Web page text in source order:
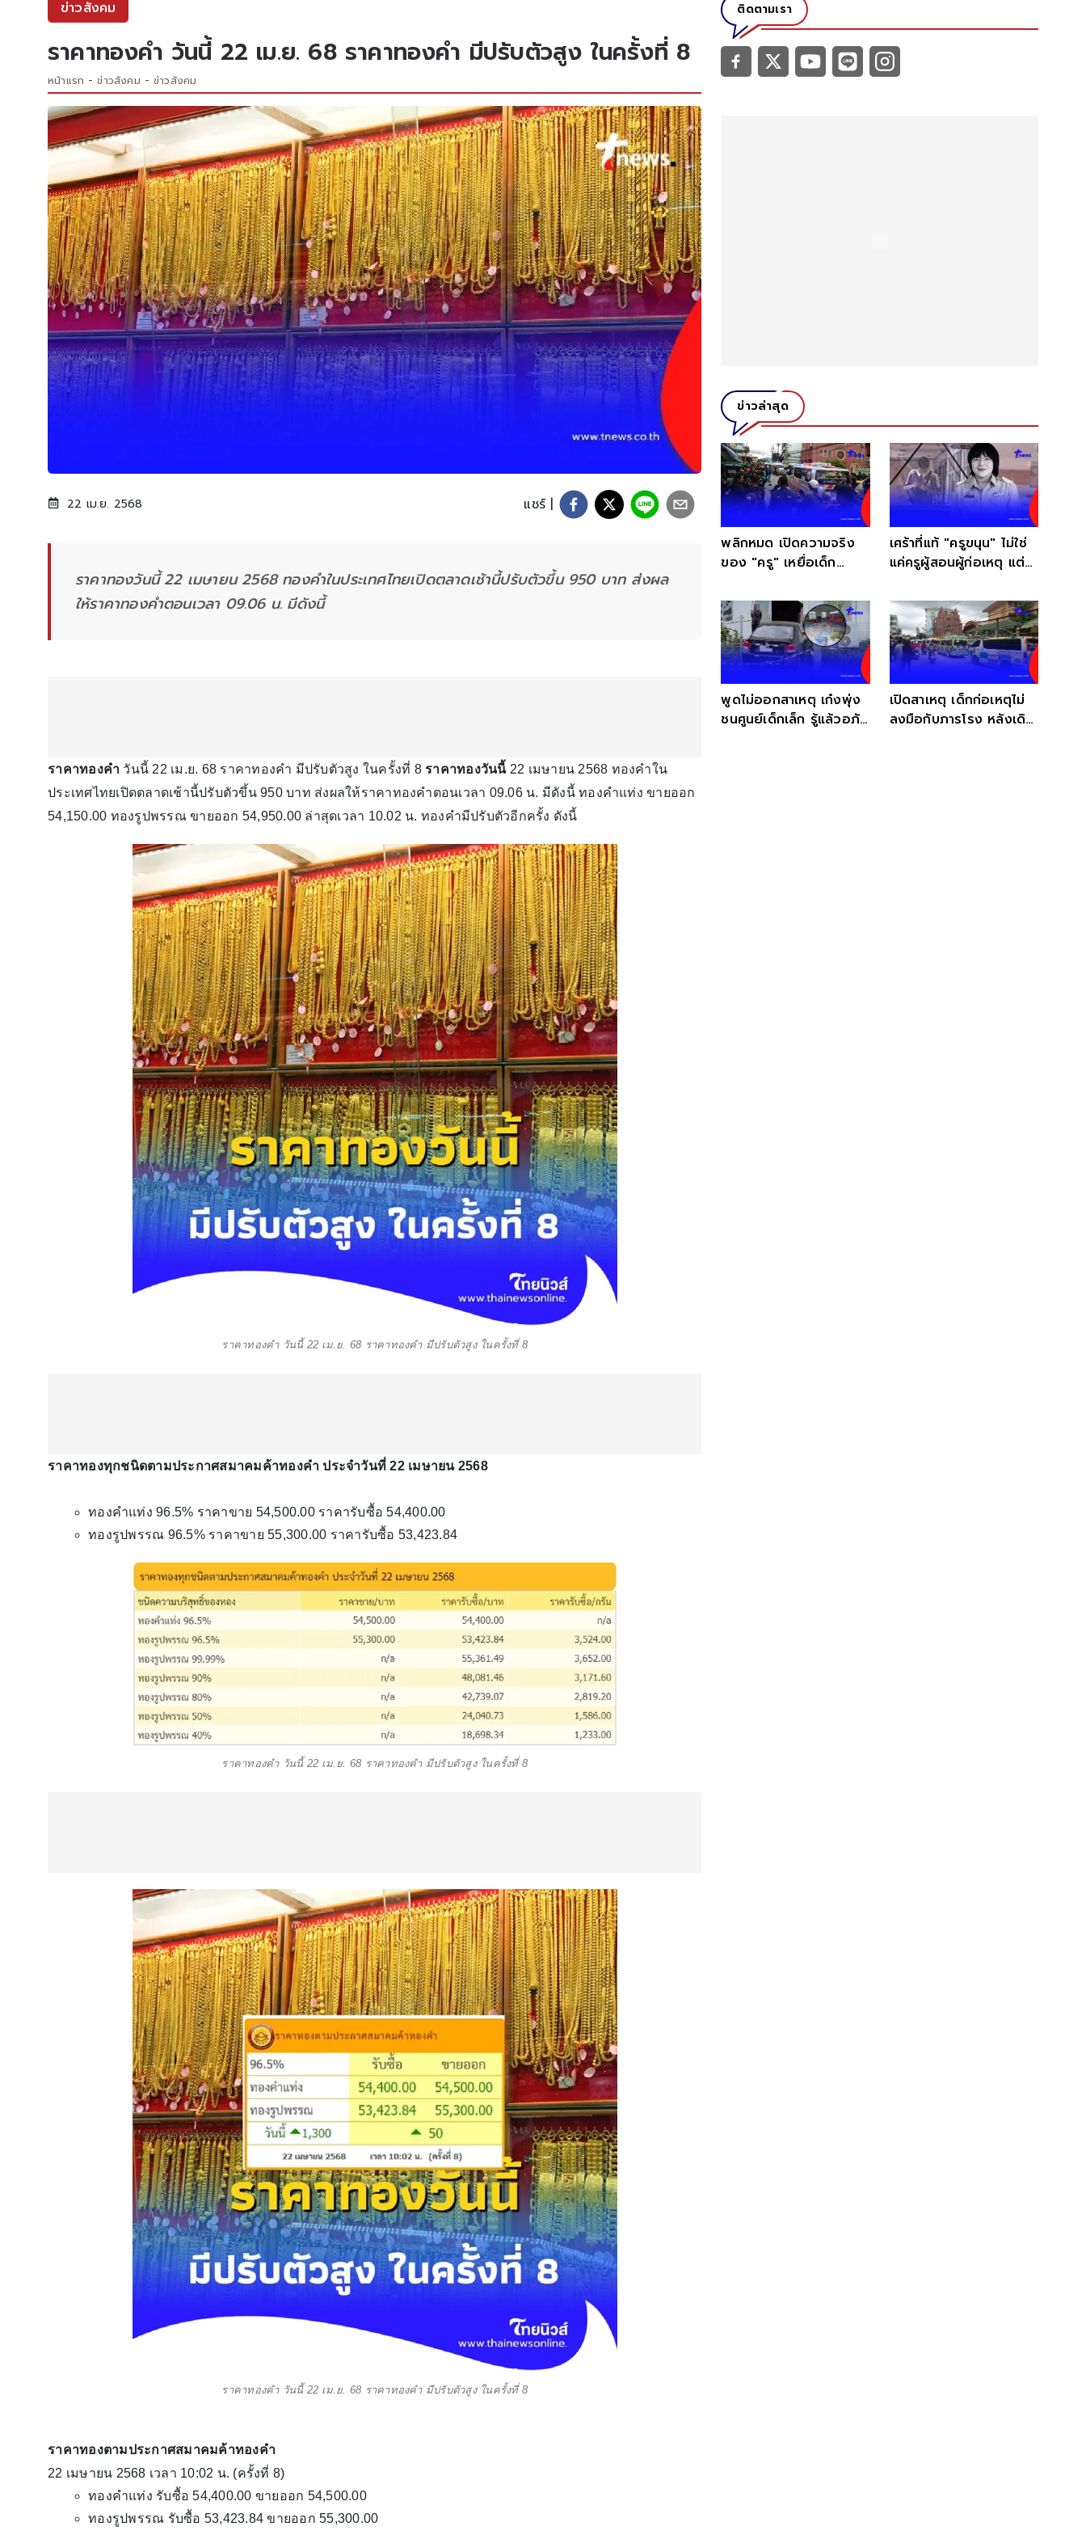
ข่าวสังคม
ราคาทองคำ วันนี้ 22 เม.ย. 68 ราคาทองคำ มีปรับตัวสูง ในครั้งที่ 8
หน้าแรก ข่าวสังคม ข่าวสังคม
22 เม.ย. 2568 แชร์ |
ราคาทองวันนี้ 22 เมษายน 2568 ทองคำในประเทศไทยเปิดตลาดเช้านี้ปรับตัวขึ้น 950 บาท ส่งผล
ให้ราคาทองคำตอนเวลา 09.06 น. มีดังนี้
ราคาทองคำ วันนี้ 22 เม.ย. 68 ราคาทองคำ มีปรับตัวสูง ในครั้งที่ 8 ราคาทองวันนี้ 22 เมษายน 2568 ทองคำใน
ประเทศไทยเปิดตลาดเช้านี้ปรับตัวขึ้น 950 บาท ส่งผลให้ราคาทองคำตอนเวลา 09.06 น. มีดังนี้ ทองคำแท่ง ขายออก
54,150.00 ทองรูปพรรณ ขายออก 54,950.00 ล่าสุดเวลา 10.02 น. ทองคำมีปรับตัวอีกครั้ง ดังนี้
ราคาทองคำ วันนี้ 22 เม.ย. 68 ราคาทองคำ มีปรับตัวสูง ในครั้งที่ 8
ราคาทองทุกชนิดตามประกาศสมาคมค้าทองคำ ประจำวันที่ 22 เมษายน 2568
ทองคำแท่ง 96.5% ราคาขาย 54,500.00 ราคารับซื้อ 54,400.00
ทองรูปพรรณ 96.5% ราคาขาย 55,300.00 ราคารับซื้อ 53,423.84
ราคาทองคำ วันนี้ 22 เม.ย. 68 ราคาทองคำ มีปรับตัวสูง ในครั้งที่ 8
ราคาทองคำ วันนี้ 22 เม.ย. 68 ราคาทองคำ มีปรับตัวสูง ในครั้งที่ 8
ราคาทองตามประกาศสมาคมค้าทองคำ
22 เมษายน 2568 เวลา 10:02 น. (ครั้งที่ 8)
ทองคำแท่ง รับซื้อ 54,400.00 ขายออก 54,500.00
ทองรูปพรรณ รับซื้อ 53,423.84 ขายออก 55,300.00
ติดตามเรา
ข่าวล่าสุด
พลิกหมด เปิดความจริง
ของ "ครู" เหยื่อเด็ก
เศร้าที่แท้ "ครูขนุน" ไม่ใช่
แค่ครูผู้สอนผู้ก่อเหตุ แต่มี
พูดไม่ออกสาเหตุ เก๋งพุ่ง
ชนศูนย์เด็กเล็ก รู้แล้วอภัย
เปิดสาเหตุ เด็กก่อเหตุไม่
ลงมือกับภารโรง หลังเดิน